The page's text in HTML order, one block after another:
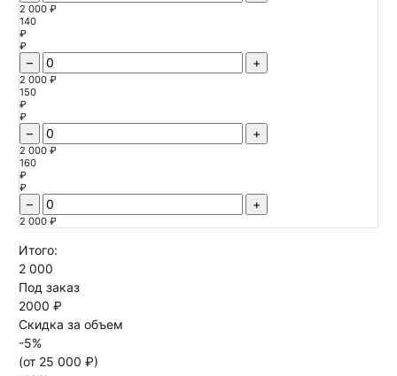
2 000 ₽
140
₽
₽
– +
2 000 ₽
150
₽
₽
– +
2 000 ₽
160
₽
₽
– +
2 000 ₽
Итого:
2 000
Под заказ
2000 ₽
Скидка за объем
-5%
(от 25 000 ₽)